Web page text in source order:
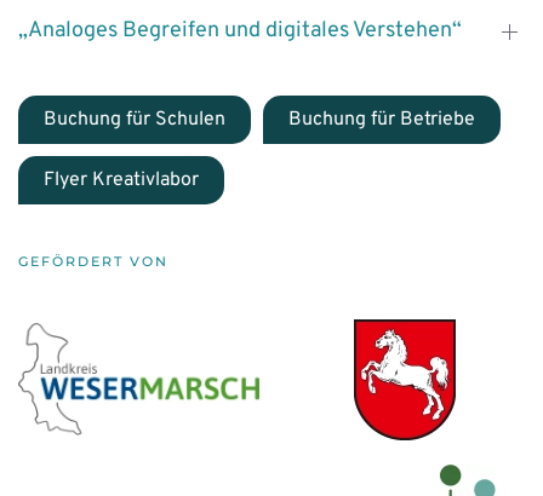
„Analoges Begreifen und digitales Verstehen“
Buchung für Schulen Buchung für Betriebe
Flyer Kreativlabor
GEFÖRDERT VON